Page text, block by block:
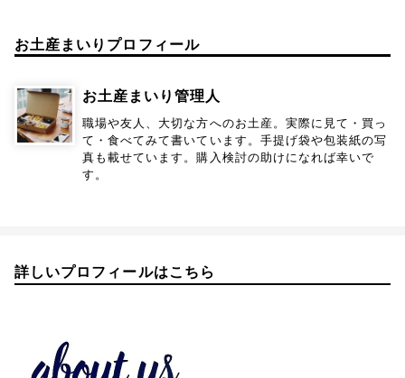
お土産まいりプロフィール
お土産まいり管理人
職場や友人、大切な方へのお土産。実際に見て・買っ
て・食べてみて書いています。手提げ袋や包装紙の写
真も載せています。購入検討の助けになれば幸いで
す。
詳しいプロフィールはこちら